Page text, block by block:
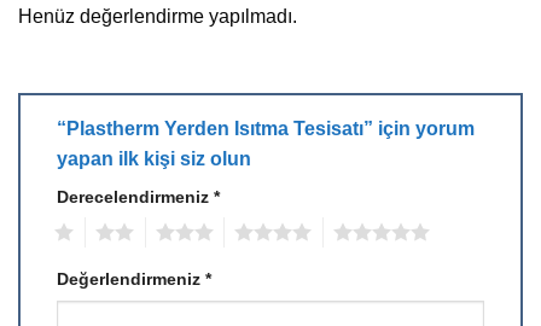
Henüz değerlendirme yapılmadı.
“Plastherm Yerden Isıtma Tesisatı” için yorum
yapan ilk kişi siz olun
Derecelendirmeniz *
Değerlendirmeniz *